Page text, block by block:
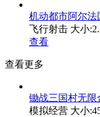
机动都市阿尔法
飞行射击 大小
查看
查看更多
锄战三国村无限
模拟经营 大小